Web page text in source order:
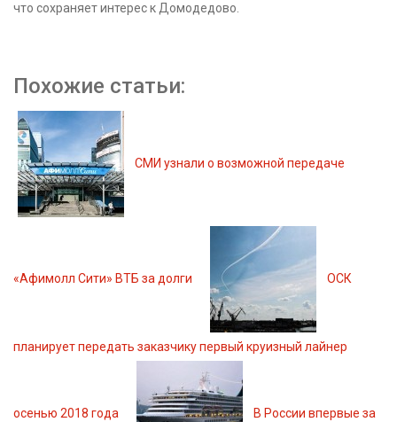
что сохраняет интерес к Домодедово.
Похожие статьи:
СМИ узнали о возможной передаче
«Афимолл Сити» ВТБ за долги ОСК
планирует передать заказчику первый круизный лайнер
осенью 2018 года В России впервые за